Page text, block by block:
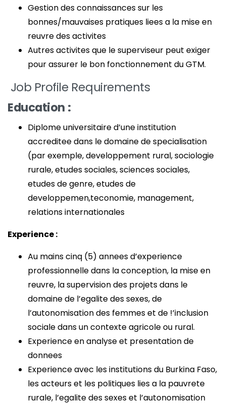
Gestion des connaissances sur les
bonnes/mauvaises pratiques liees a la mise en
reuvre des activites
Autres activites que le superviseur peut exiger
pour assurer le bon fonctionnement du GTM.
Job Profile Requirements
Education :
Diplome universitaire d’une institution
accreditee dans le domaine de specialisation
(par exemple, developpement rural, sociologie
rurale, etudes sociales, sciences sociales,
etudes de genre, etudes de
developpemen,teconomie, management,
relations internationales
Experience :
Au mains cinq (5) annees d’experience
professionnelle dans la conception, la mise en
reuvre, la supervision des projets dans le
domaine de l’egalite des sexes, de
l’autonomisation des femmes et de !’inclusion
sociale dans un contexte agricole ou rural.
Experience en analyse et presentation de
donnees
Experience avec les institutions du Burkina Faso,
les acteurs et les politiques lies a la pauvrete
rurale, l’egalite des sexes et l’autonomisation